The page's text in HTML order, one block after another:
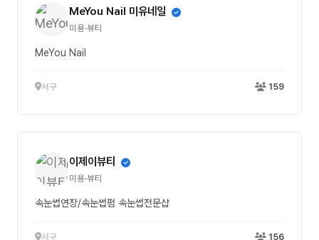
MeYou Nail 미유네일
미용·뷰티
MeYou Nail
서구 159
이제이뷰티
미용·뷰티
속눈썹연장/속눈썹펌 속눈썹전문샵
서구 156